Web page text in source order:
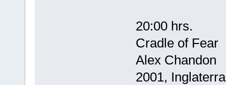
20:00 hrs.
Cradle of Fear
Alex Chandon
2001,